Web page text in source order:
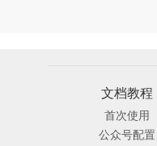
文档教程
首次使用
公众号配置